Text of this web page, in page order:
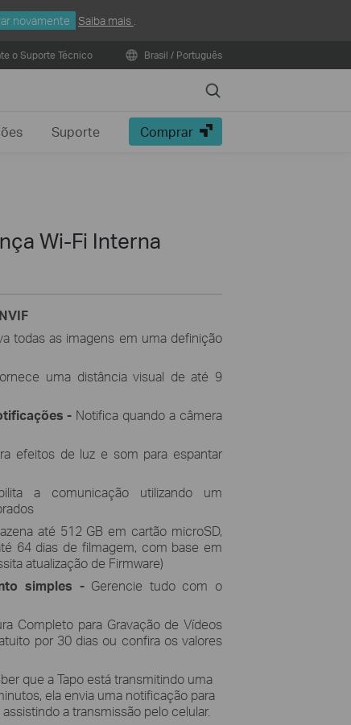
novamente Saiba mais
o Suporte Técnico Brasil / Português
Search
Suporte Comprar
Wi-Fi Interna
todas as imagens em uma definição
uma distância visual de até 9
- Notifica quando a câmera
efeitos de luz e som para espantar
a comunicação utilizando um
até 512 GB em cartão microSD,
64 dias de filmagem, com base em
atualização de Firmware)
simples - Gerencie tudo com o
Completo para Gravação de Vídeos
por 30 dias ou confira os valores
que a Tapo está transmitindo uma
ela envia uma notificação para
a transmissão pelo celular.